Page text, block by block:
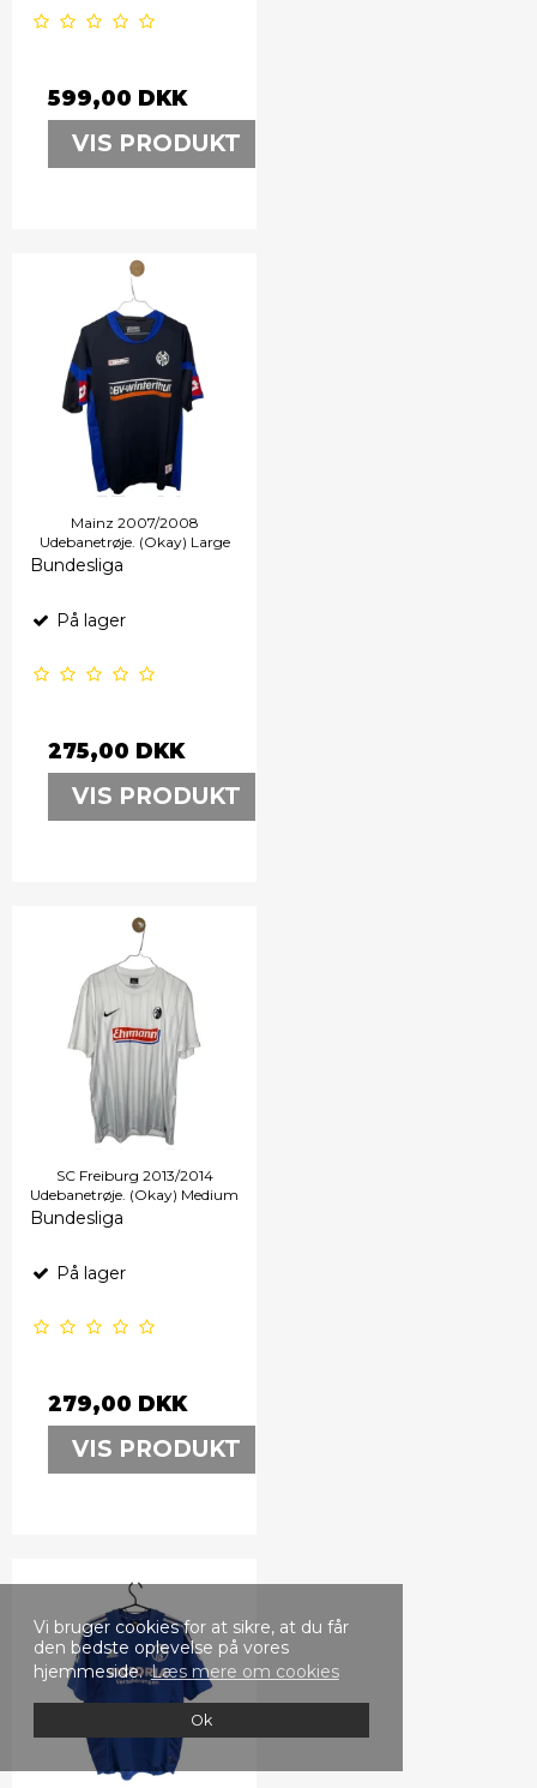
Vi bruger cookies for at sikre, at du får
den bedste oplevelse på vores
hjemmeside.Læs mere om cookies
Ok
599,00 DKK
VIS PRODUKT
Mainz 2007/2008
Udebanetrøje. (Okay) Large
Bundesliga
På lager
275,00 DKK
VIS PRODUKT
SC Freiburg 2013/2014
Udebanetrøje. (Okay) Medium
Bundesliga
På lager
279,00 DKK
VIS PRODUKT